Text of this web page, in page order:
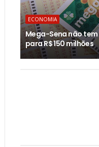
ECONOMIA
Mega-Sena não
para R$ 150 milhões